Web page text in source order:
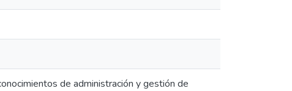
de administración y gestión de